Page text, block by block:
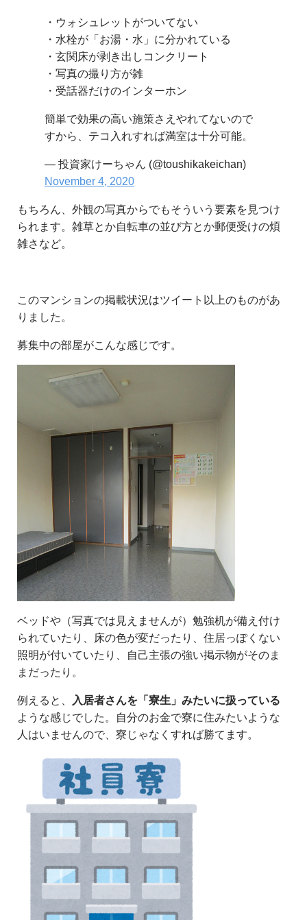
・ウォシュレットがついてない
・水栓が「お湯・水」に分かれている
・玄関床が剥き出しコンクリート
・写真の撮り方が雑
・受話器だけのインターホン
簡単で効果の高い施策さえやれてないので
すから、テコ入れすれば満室は十分可能。
— 投資家けーちゃん (@toushikakeichan)
November 4, 2020
もちろん、外観の写真からでもそういう要素を見つけ
られます。雑草とか自転車の並び方とか郵便受けの煩
雑さなど。
このマンションの掲載状況はツイート以上のものがあ
りました。
募集中の部屋がこんな感じです。
ベッドや（写真では見えませんが）勉強机が備え付け
られていたり、床の色が変だったり、住居っぽくない
照明が付いていたり、自己主張の強い掲示物がそのま
まだったり。
例えると、
入居者さんを「寮生」みたいに扱っている
ような感じでした。自分のお金で寮に住みたいような
人はいませんので、寮じゃなくすれば勝てます。